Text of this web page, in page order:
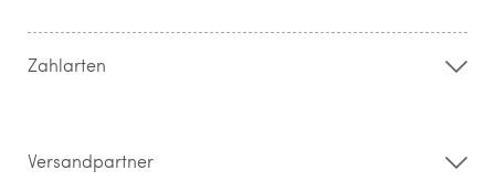
Widerrufsrecht & Rückgabebedingungen
Zahlarten
Versandpartner